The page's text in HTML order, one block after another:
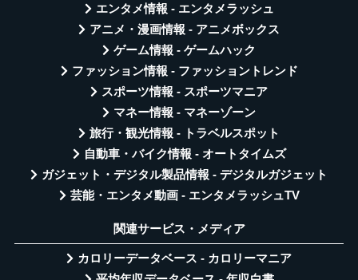
エンタメ情報 - エンタメラッシュ
アニメ・漫画情報 - アニメボックス
ゲーム情報 - ゲームハック
ファッション情報 - ファッショントレンド
スポーツ情報 - スポーツマニア
マネー情報 - マネーゾーン
旅行・観光情報 - トラベルスポット
自動車・バイク情報 - オートタイムズ
ガジェット・デジタル製品情報 - デジタルガジェット
芸能・エンタメ動画 - エンタメラッシュTV
関連サービス・メディア
カロリーデータベース - カロリーマニア